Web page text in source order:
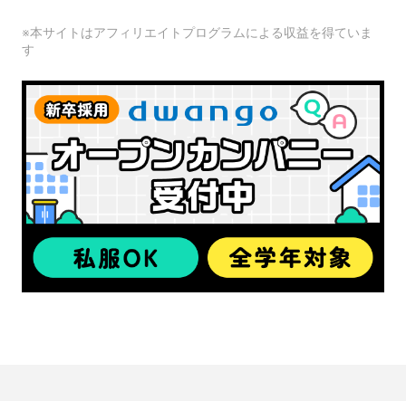
※本サイトはアフィリエイトプログラムによる収益を得ていま
す